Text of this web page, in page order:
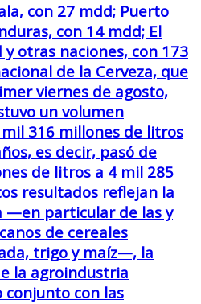
con 27 mdd; Puerto
con 14 mdd; El
otras naciones, con 173
de la Cerveza, que
viernes de agosto,
un volumen
316 millones de litros
es decir, pasó de
de litros a 4 mil 285
resultados reflejan la
—en particular de las y
de cereales
trigo y maíz—, la
la agroindustria
conjunto con las